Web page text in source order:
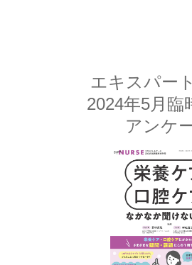
エキスパー
2024年5月臨
アンケ